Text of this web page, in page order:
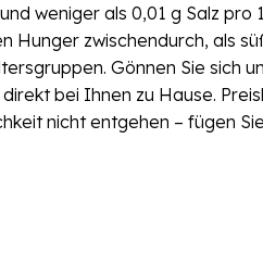
weniger als 0,01 g Salz
Hunger zwischendurch, als
Gönnen Sie
bei Ihnen zu Hause.
nicht entgehen – fügen